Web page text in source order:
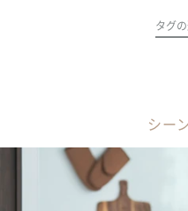
タグ
シー